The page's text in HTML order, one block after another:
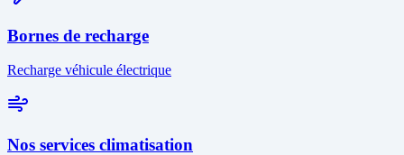
Bornes de recharge
Recharge véhicule électrique
Nos services climatisation